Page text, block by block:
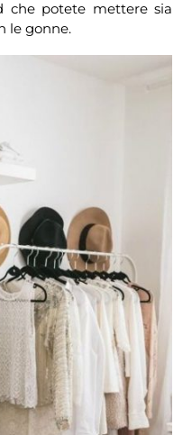
che potete mettere sia
le gonne.